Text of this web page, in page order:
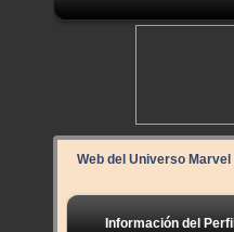
Web del Universo Marvel
Información del Perfil